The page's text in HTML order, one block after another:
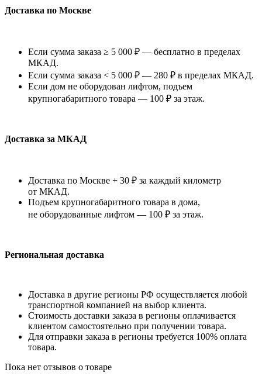
Доставка по Москве
Если сумма заказа ≥ 5 000 ₽ — бесплатно в пределах
МКАД.
Если сумма заказа < 5 000 ₽ — 280 ₽ в пределах МКАД.
Если дом не оборудован лифтом, подъем
крупногабаритного товара — 100 ₽ за этаж.
Доставка за МКАД
Доставка по Москве + 30 ₽ за каждый километр
от МКАД.
Подъем крупногабаритного товара в дома,
не оборудованные лифтом — 100 ₽ за этаж.
Региональная доставка
Доставка в другие регионы РФ осуществляется любой
транспортной компанией на выбор клиента.
Стоимость доставки заказа в регионы оплачивается
клиентом самостоятельно при получении товара.
Для отправки заказа в регионы требуется 100% оплата
товара.
Пока нет отзывов о товаре